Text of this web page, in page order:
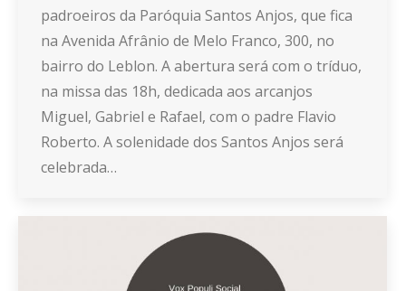
padroeiros da Paróquia Santos Anjos, que fica
na Avenida Afrânio de Melo Franco, 300, no
bairro do Leblon. A abertura será com o tríduo,
na missa das 18h, dedicada aos arcanjos
Miguel, Gabriel e Rafael, com o padre Flavio
Roberto. A solenidade dos Santos Anjos será
celebrada…